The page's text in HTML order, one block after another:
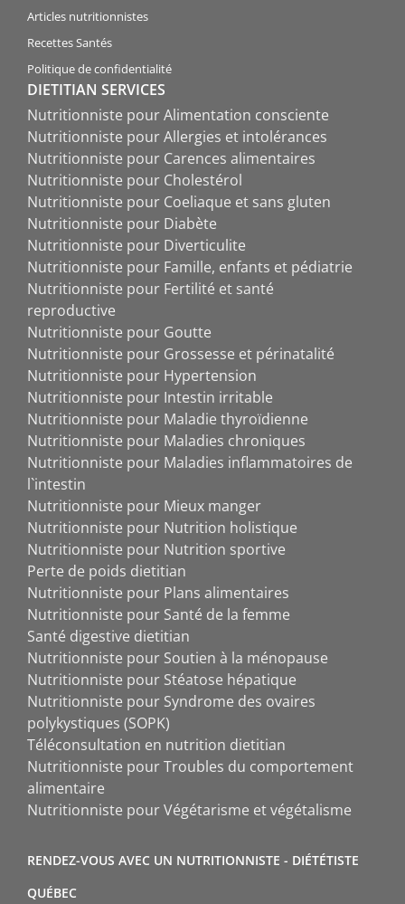
Articles nutritionnistes
Recettes Santés
Politique de confidentialité
DIETITIAN SERVICES
Nutritionniste pour Alimentation consciente
Nutritionniste pour Allergies et intolérances
Nutritionniste pour Carences alimentaires
Nutritionniste pour Cholestérol
Nutritionniste pour Coeliaque et sans gluten
Nutritionniste pour Diabète
Nutritionniste pour Diverticulite
Nutritionniste pour Famille, enfants et pédiatrie
Nutritionniste pour Fertilité et santé
reproductive
Nutritionniste pour Goutte
Nutritionniste pour Grossesse et périnatalité
Nutritionniste pour Hypertension
Nutritionniste pour Intestin irritable
Nutritionniste pour Maladie thyroïdienne
Nutritionniste pour Maladies chroniques
Nutritionniste pour Maladies inflammatoires de
l`intestin
Nutritionniste pour Mieux manger
Nutritionniste pour Nutrition holistique
Nutritionniste pour Nutrition sportive
Perte de poids dietitian
Nutritionniste pour Plans alimentaires
Nutritionniste pour Santé de la femme
Santé digestive dietitian
Nutritionniste pour Soutien à la ménopause
Nutritionniste pour Stéatose hépatique
Nutritionniste pour Syndrome des ovaires
polykystiques (SOPK)
Téléconsultation en nutrition dietitian
Nutritionniste pour Troubles du comportement
alimentaire
Nutritionniste pour Végétarisme et végétalisme
RENDEZ-VOUS AVEC UN NUTRITIONNISTE - DIÉTÉTISTE
QUÉBEC